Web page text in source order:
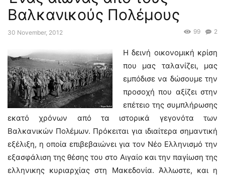
Βαλκανικούς Πολέμους
30 November, 2012 2
99
Η δεινή οικονομική κρίση
που μας ταλανίζει, μας
εμπόδισε να δώσουμε την
προσοχή που αξίζει στην
επέτειο της συμπλήρωσης
εκατό χρόνων από τα ιστορικά γεγονότα των
Βαλκανικών Πολέμων. Πρόκειται για ιδιαίτερα σημαντική
εξέλιξη, η οποία επιβεβαιώνει για τον Νέο Ελληνισμό την
εξασφάλιση της θέσης του στο Αιγαίο και την παγίωση της
ελληνικης κυριαρχίας στη Μακεδονία. Άλλωστε, και η